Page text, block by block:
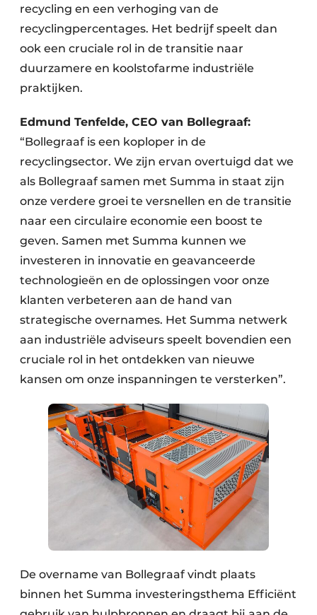
recycling en een verhoging van de
recyclingpercentages. Het bedrijf speelt dan
ook een cruciale rol in de transitie naar
duurzamere en koolstofarme industriële
praktijken.
Edmund Tenfelde, CEO van Bollegraaf:
“Bollegraaf is een koploper in de
recyclingsector. We zijn ervan overtuigd dat we
als Bollegraaf samen met Summa in staat zijn
onze verdere groei te versnellen en de transitie
naar een circulaire economie een boost te
geven. Samen met Summa kunnen we
investeren in innovatie en geavanceerde
technologieën en de oplossingen voor onze
klanten verbeteren aan de hand van
strategische overnames. Het Summa netwerk
aan industriële adviseurs speelt bovendien een
cruciale rol in het ontdekken van nieuwe
kansen om onze inspanningen te versterken”.
De overname van Bollegraaf vindt plaats
binnen het Summa investeringsthema Efficiënt